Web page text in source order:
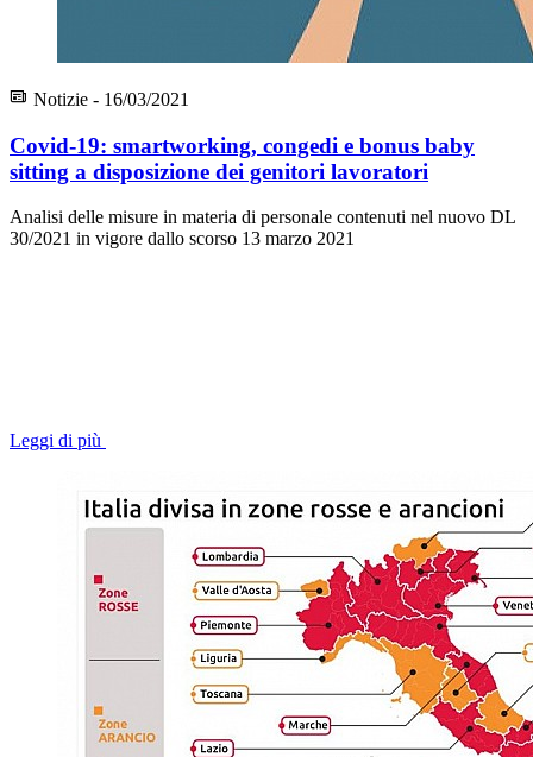
Notizie - 16/03/2021
Covid-19: smartworking, congedi e bonus baby
sitting a disposizione dei genitori lavoratori
Analisi delle misure in materia di personale contenuti nel nuovo DL
30/2021 in vigore dallo scorso 13 marzo 2021
Leggi di più